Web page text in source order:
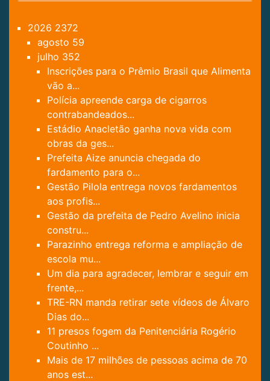
2026 2372
agosto 59
julho 352
Inscrições para o Prêmio Brasil que Alimenta
vão a...
Polícia apreende carga de cigarros
contrabandeados...
Estádio Anacletão ganha nova vida com
obras da ges...
Prefeita Aize anuncia chegada do
fardamento para o...
Gestão Pilola entrega novos fardamentos
aos profis...
Gestão da prefeita de Pedro Avelino inicia
constru...
Parazinho entrega reforma e ampliação de
escola mu...
Um dia para agradecer, lembrar e seguir em
frente,...
TRE-RN manda retirar sete vídeos de Álvaro
Dias do...
11 presos fogem da Penitenciária Rogério
Coutinho ...
Mais de 17 milhões de pessoas acima de 70
anos est...